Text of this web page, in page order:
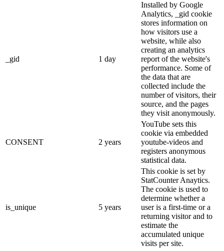
_gid 1 day
Installed by Google
Analytics, _gid cookie
stores information on
how visitors use a
website, while also
creating an analytics
report of the website's
performance. Some of
the data that are
collected include the
number of visitors, their
source, and the pages
they visit anonymously.
CONSENT 2 years
YouTube sets this
cookie via embedded
youtube-videos and
registers anonymous
statistical data.
is_unique 5 years
This cookie is set by
StatCounter Anaytics.
The cookie is used to
determine whether a
user is a first-time or a
returning visitor and to
estimate the
accumulated unique
visits per site.